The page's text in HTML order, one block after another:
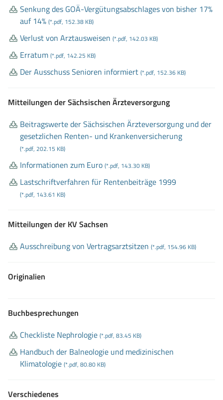
Senkung des GOÄ-Vergütungsabschlages von bisher 17%
auf 14% (*.pdf, 152.38 KB)
Verlust von Arztausweisen (*.pdf, 142.03 KB)
Erratum (*.pdf, 142.25 KB)
Der Ausschuss Senioren informiert (*.pdf, 152.36 KB)
Mitteilungen der Sächsischen Ärzteversorgung
Beitragswerte der Sächsischen Ärzteversorgung und der
gesetzlichen Renten- und Krankenversicherung
(*.pdf, 202.15 KB)
Informationen zum Euro (*.pdf, 143.30 KB)
Lastschriftverfahren für Rentenbeiträge 1999
(*.pdf, 143.61 KB)
Mitteilungen der KV Sachsen
Ausschreibung von Vertragsarztsitzen (*.pdf, 154.96 KB)
Originalien
Buchbesprechungen
Checkliste Nephrologie (*.pdf, 83.45 KB)
Handbuch der Balneologie und medizinischen
Klimatologie (*.pdf, 80.80 KB)
Verschiedenes